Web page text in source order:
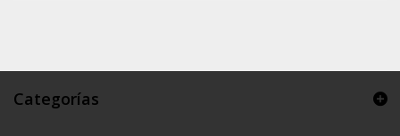
Categorías